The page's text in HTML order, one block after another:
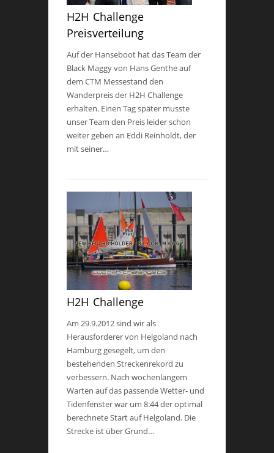
H2H Challenge
Preisverteilung
Auf der Hanseboot hat das Team der
Black Maggy von Hans Genthe auf
dem CTM Messestand den
Wanderpreis der H2H Challenge
erhalten. Einen Tag später musste
unser Team den Preis leider schon
weiter geben an Eddi Reinholdt, der
mit seiner…
H2H Challenge
Am 29.9.2012 sind wir als
Herausforderer von Helgoland nach
Hamburg gesegelt, um den
bestehenden Streckenrekord zu
verbessern. Nach wochenlangem
Warten auf das passende Wetter- und
Tidenfenster war um 8:44 der optimal
berechnete Start auf Helgoland. Die
Strecke ist über Grund…